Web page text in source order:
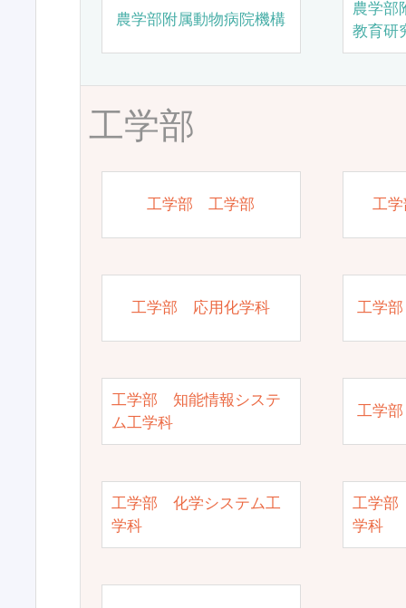
農学部附属動物病院機構
農学部
教育研
工学部
工学部 工学部 工
工学部 応用化学科 工学
工学部 知能情報システ
ム工学科
工学
工学部 化学システム工
学科
工学部
学科